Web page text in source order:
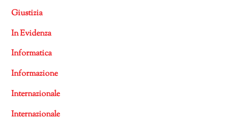
Giustizia
In Evidenza
Informatica
Informazione
Internazionale
Internazionale